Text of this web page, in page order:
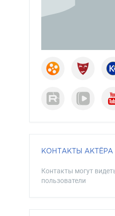
КОНТАКТЫ АКТЁРА
Контакты могут
пользователи